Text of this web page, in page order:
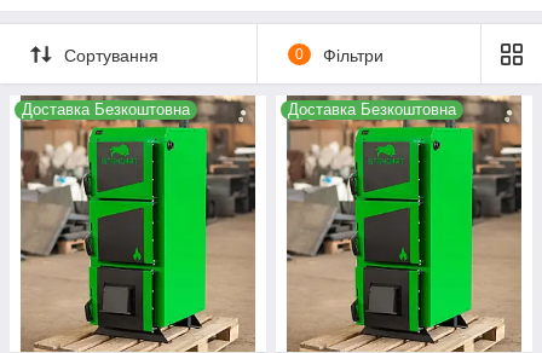
Сортування 0 Фільтри
Доставка Безкоштовна Доставка Безкоштовна